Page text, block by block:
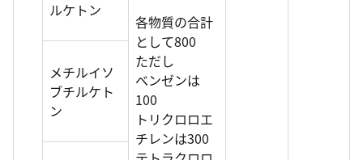
各物質の合計
として800
ただし
ベンゼンは
100
トリクロロエ
チレンは300
ルケトン
メチルイソ
ブチルケト
ン